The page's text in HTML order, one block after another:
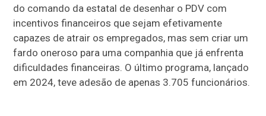
do comando da estatal de desenhar o PDV com
incentivos financeiros que sejam efetivamente
capazes de atrair os empregados, mas sem criar um
fardo oneroso para uma companhia que já enfrenta
dificuldades financeiras. O último programa, lançado
em 2024, teve adesão de apenas 3.705 funcionários.